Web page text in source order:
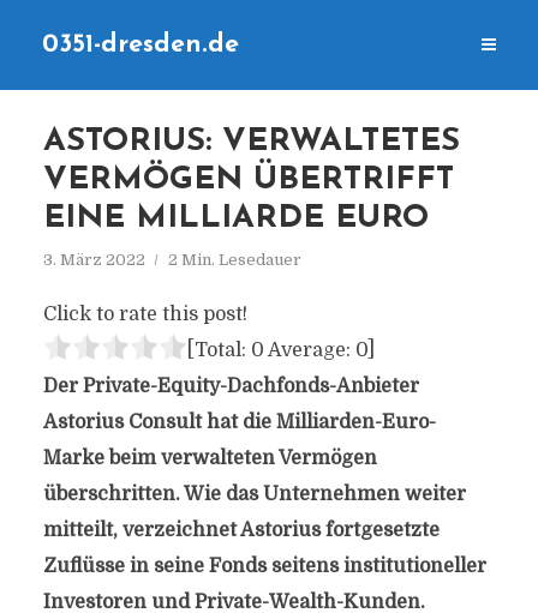
0351-dresden.de
ASTORIUS: VERWALTETES
VERMÖGEN ÜBERTRIFFT
EINE MILLIARDE EURO
3. März 2022 2 Min. Lesedauer
Click to rate this post!
[Total: 0 Average: 0]
Der Private-Equity-Dachfonds-Anbieter
Astorius Consult hat die Milliarden-Euro-
Marke beim verwalteten Vermögen
überschritten. Wie das Unternehmen weiter
mitteilt, verzeichnet Astorius fortgesetzte
Zuflüsse in seine Fonds seitens institutioneller
Investoren und Private-Wealth-Kunden.